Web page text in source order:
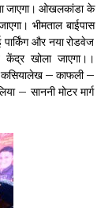
जाएगा। ओखलकांडा के
भीमताल बाईपास
पार्किंग और नया रोडवेज
खोला जाएगा।।
कसियालेख – काफली –
– साननी मोटर मार्ग